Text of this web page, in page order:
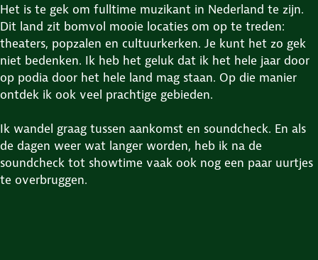
Het is te gek om fulltime muzikant in Nederland te zijn.
Dit land zit bomvol mooie locaties om op te treden:
theaters, popzalen en cultuurkerken. Je kunt het zo gek
niet bedenken. Ik heb het geluk dat ik het hele jaar door
op podia door het hele land mag staan. Op die manier
ontdek ik ook veel prachtige gebieden.
Ik wandel graag tussen aankomst en soundcheck. En als
de dagen weer wat langer worden, heb ik na de
soundcheck tot showtime vaak ook nog een paar uurtjes
te overbruggen.